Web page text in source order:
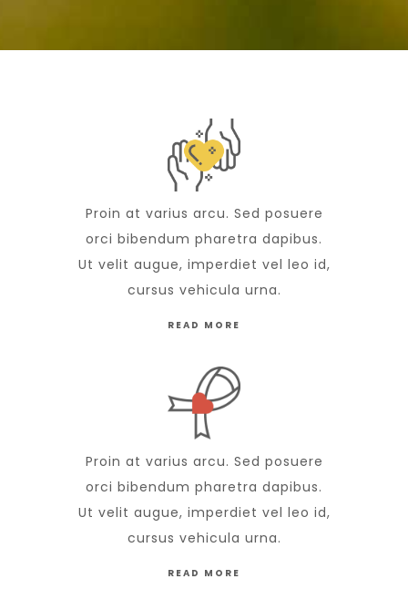
Proin at varius arcu. Sed posuere
orci bibendum pharetra dapibus.
Ut velit augue, imperdiet vel leo id,
cursus vehicula urna.
READ MORE
Proin at varius arcu. Sed posuere
orci bibendum pharetra dapibus.
Ut velit augue, imperdiet vel leo id,
cursus vehicula urna.
READ MORE